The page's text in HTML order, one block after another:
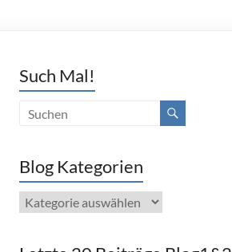
Such Mal!
Blog Kategorien
Blog
Kategorien